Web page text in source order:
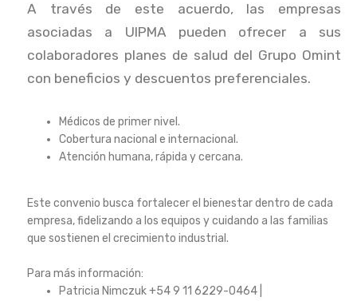
A través de este acuerdo, las empresas
asociadas a UIPMA pueden ofrecer a sus
colaboradores planes de salud del Grupo Omint
con beneficios y descuentos preferenciales.
Médicos de primer nivel.
Cobertura nacional e internacional.
Atención humana, rápida y cercana.
Este convenio busca fortalecer el bienestar dentro de cada
empresa, fidelizando a los equipos y cuidando a las familias
que sostienen el crecimiento industrial.
Para más información:
Patricia Nimczuk +54 9 11 6229-0464 |